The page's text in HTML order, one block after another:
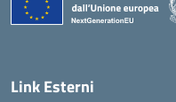
Link Esterni